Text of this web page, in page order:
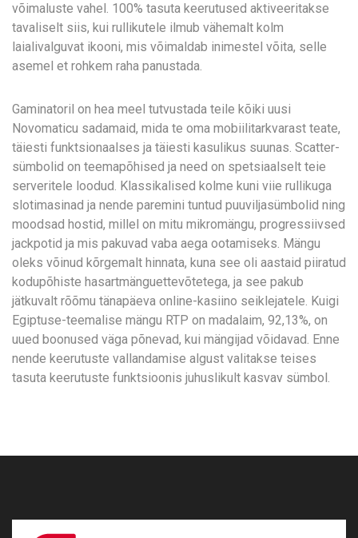
võimaluste vahel. 100% tasuta keerutused aktiveeritakse
tavaliselt siis, kui rullikutele ilmub vähemalt kolm
laialivalguvat ikooni, mis võimaldab inimestel võita, selle
asemel et rohkem raha panustada.
Gaminatoril on hea meel tutvustada teile kõiki uusi
Novomaticu sadamaid, mida te oma mobiilitarkvarast teate,
täiesti funktsionaalses ja täiesti kasulikus suunas. Scatter-
sümbolid on teemapõhised ja need on spetsiaalselt teie
serveritele loodud. Klassikalised kolme kuni viie rullikuga
slotimasinad ja nende paremini tuntud puuviljasümbolid ning
moodsad hostid, millel on mitu mikromängu, progressiivsed
jackpotid ja mis pakuvad vaba aega ootamiseks. Mängu
oleks võinud kõrgemalt hinnata, kuna see oli aastaid piiratud
kodupõhiste hasartmänguettevõtetega, ja see pakub
jätkuvalt rõõmu tänapäeva online-kasiino seiklejatele. Kuigi
Egiptuse-teemalise mängu RTP on madalaim, 92,13%, on
uued boonused väga põnevad, kui mängijad võidavad. Enne
nende keerutuste vallandamise algust valitakse teises
tasuta keerutuste funktsioonis juhuslikult kasvav sümbol.